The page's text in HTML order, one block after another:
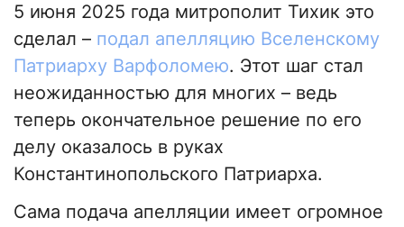
5 июня 2025 года митрополит Тихик это
сделал – подал апелляцию Вселенскому
Патриарху Варфоломею. Этот шаг стал
неожиданностью для многих – ведь
теперь окончательное решение по его
делу оказалось в руках
Константинопольского Патриарха.
Сама подача апелляции имеет огромное